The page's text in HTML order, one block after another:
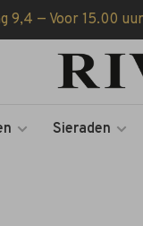
9,4 — Voor 15.00
Sieraden